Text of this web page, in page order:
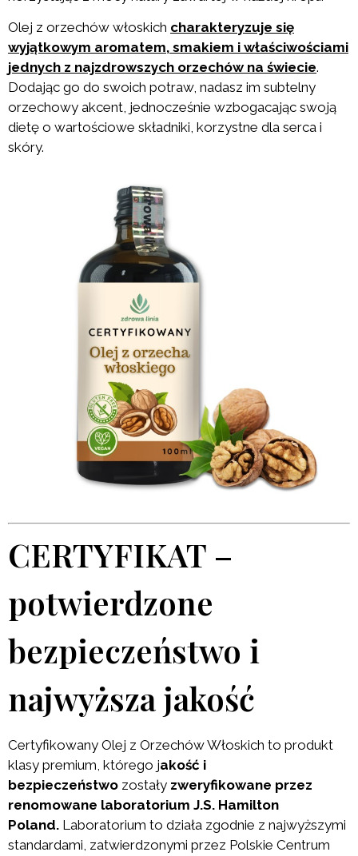
Olej z orzechów włoskich charakteryzuje się
wyjątkowym aromatem, smakiem i właściwościami
jednych z najzdrowszych orzechów na świecie.
Dodając go do swoich potraw, nadasz im subtelny
orzechowy akcent, jednocześnie wzbogacając swoją
dietę o wartościowe składniki, korzystne dla serca i
skóry.
CERTYFIKAT –
potwierdzone
bezpieczeństwo i
najwyższa jakość
Certyfikowany Olej z Orzechów Włoskich to produkt
klasy premium, którego jakość i
bezpieczeństwo zostały zweryfikowane przez
renomowane laboratorium J.S. Hamilton
Poland. Laboratorium to działa zgodnie z najwyższymi
standardami, zatwierdzonymi przez Polskie Centrum